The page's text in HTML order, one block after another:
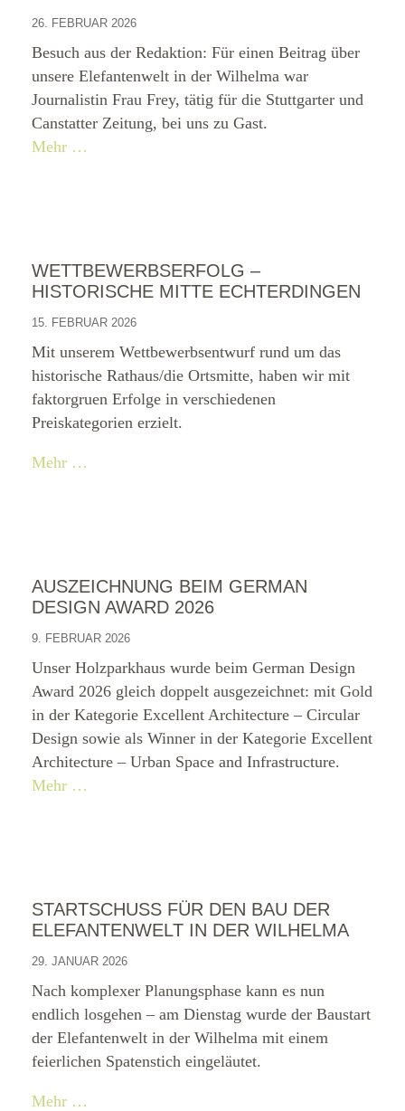
26. FEBRUAR 2026
Besuch aus der Redaktion: Für einen Beitrag über
unsere Elefantenwelt in der Wilhelma war
Journalistin Frau Frey, tätig für die Stuttgarter und
Canstatter Zeitung, bei uns zu Gast.
Mehr …
WETTBEWERBSERFOLG –
HISTORISCHE MITTE ECHTERDINGEN
15. FEBRUAR 2026
Mit unserem Wettbewerbsentwurf rund um das
historische Rathaus/die Ortsmitte, haben wir mit
faktorgruen Erfolge in verschiedenen
Preiskategorien erzielt.
Mehr …
AUSZEICHNUNG BEIM GERMAN
DESIGN AWARD 2026
9. FEBRUAR 2026
Unser Holzparkhaus wurde beim German Design
Award 2026 gleich doppelt ausgezeichnet: mit Gold
in der Kategorie Excellent Architecture – Circular
Design sowie als Winner in der Kategorie Excellent
Architecture – Urban Space and Infrastructure.
Mehr …
STARTSCHUSS FÜR DEN BAU DER
ELEFANTENWELT IN DER WILHELMA
29. JANUAR 2026
Nach komplexer Planungsphase kann es nun
endlich losgehen – am Dienstag wurde der Baustart
der Elefantenwelt in der Wilhelma mit einem
feierlichen Spatenstich eingeläutet.
Mehr …